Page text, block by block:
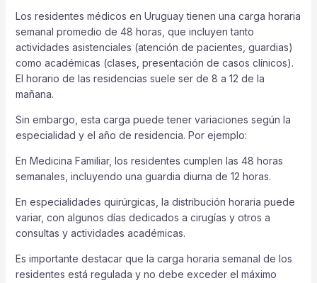
Los residentes médicos en Uruguay tienen una carga horaria
semanal promedio de 48 horas, que incluyen tanto
actividades asistenciales (atención de pacientes, guardias)
como académicas (clases, presentación de casos clínicos).
El horario de las residencias suele ser de 8 a 12 de la
mañana.
Sin embargo, esta carga puede tener variaciones según la
especialidad y el año de residencia. Por ejemplo:
En Medicina Familiar, los residentes cumplen las 48 horas
semanales, incluyendo una guardia diurna de 12 horas.
En especialidades quirúrgicas, la distribución horaria puede
variar, con algunos días dedicados a cirugías y otros a
consultas y actividades académicas.
Es importante destacar que la carga horaria semanal de los
residentes está regulada y no debe exceder el máximo